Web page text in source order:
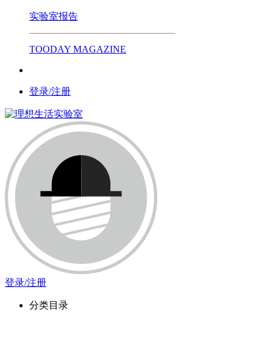
实验室报告
TOODAY MAGAZINE
登录/注册
登录/注册
分类目录